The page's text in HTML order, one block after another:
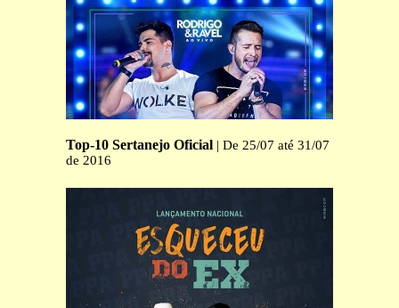
Top-10 Sertanejo Oficial | De 25/07 até 31/07
de 2016